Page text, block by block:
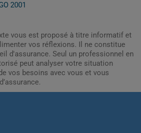
2001
vous est proposé à titre informatif et
vos réflexions. Il ne constitue
d'assurance. Seul un professionnel en
peut analyser votre situation
vos besoins avec vous et vous